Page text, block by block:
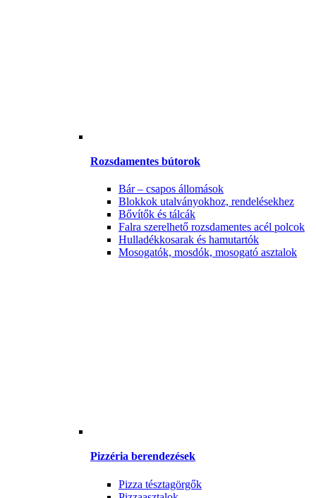
Rozsdamentes bútorok
Bár – csapos állomások
Blokkok utalványokhoz, rendelésekhez
Bővítők és tálcák
Falra szerelhető rozsdamentes acél polcok
Hulladékkosarak és hamutartók
Mosogatók, mosdók, mosogató asztalok
Pizzéria berendezések
Pizza tésztagörgők